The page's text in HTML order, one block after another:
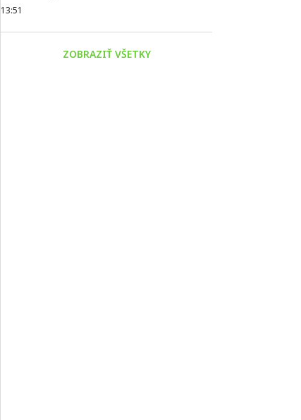
13:51
ZOBRAZIŤ VŠETKY